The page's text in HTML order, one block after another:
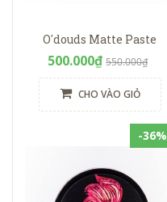
O'douds Matte Paste
500.000₫ 550.000₫
CHO VÀO GIỎ
-36%